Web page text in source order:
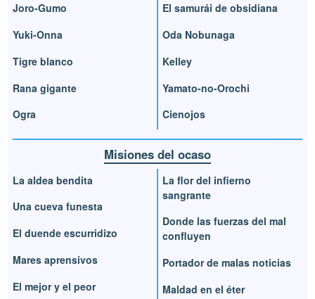
Joro-Gumo
Yuki-Onna
Tigre blanco
Rana gigante
Ogra
El samurái de obsidiana
Oda Nobunaga
Kelley
Yamato-no-Orochi
Cienojos
Misiones del ocaso
La aldea bendita
Una cueva funesta
El duende escurridizo
Mares aprensivos
El mejor y el peor
La flor del infierno
sangrante
Donde las fuerzas del mal
confluyen
Portador de malas noticias
Maldad en el éter